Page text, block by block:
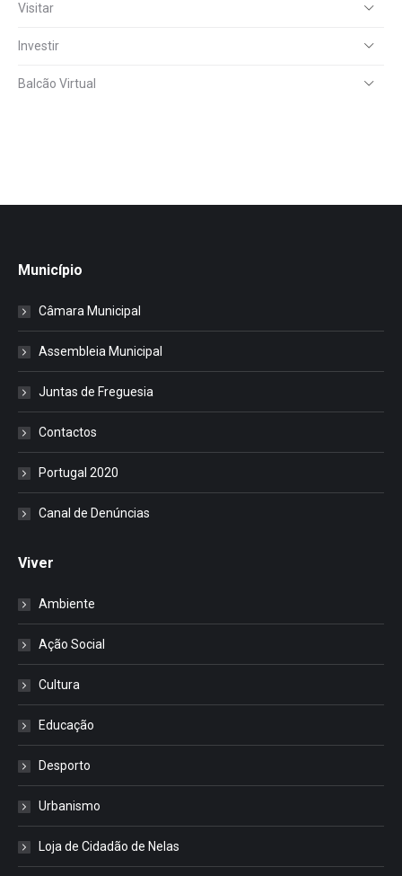
Visitar
Investir
Balcão Virtual
Município
Câmara Municipal
Assembleia Municipal
Juntas de Freguesia
Contactos
Portugal 2020
Canal de Denúncias
Viver
Ambiente
Ação Social
Cultura
Educação
Desporto
Urbanismo
Loja de Cidadão de Nelas